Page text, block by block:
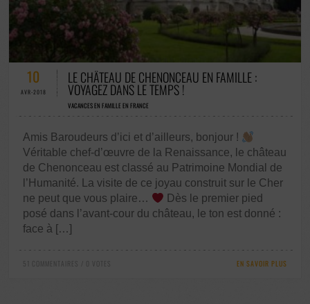
51 COMMENTAIRES / 0 VOTES
10
AVR-2018
LE CHÂTEAU DE CHENONCEAU EN FAMILLE :
VOYAGEZ DANS LE TEMPS !
VACANCES EN FAMILLE EN FRANCE
Amis Baroudeurs d’ici et d’ailleurs, bonjour !
Véritable chef-d’œuvre de la Renaissance, le château
de Chenonceau est classé au Patrimoine Mondial de
l’Humanité. La visite de ce joyau construit sur le Cher
ne peut que vous plaire…
Dès le premier pied
posé dans l’avant-cour du château, le ton est donné :
face à […]
51 COMMENTAIRES / 0 VOTES EN SAVOIR PLUS